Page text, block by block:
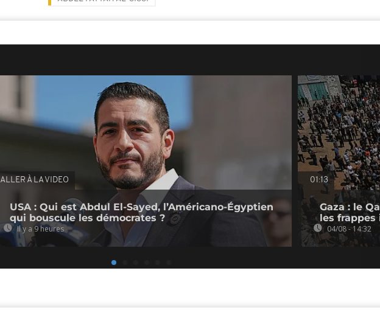
ALLER À LA VIDEO
USA : Qui est Abdul El-Sayed, l’Américano-Égyptien
qui bouscule les démocrates ?
Il y a 9 heures
01:13
Gaza : le
les frappes
04/08 - 14:32